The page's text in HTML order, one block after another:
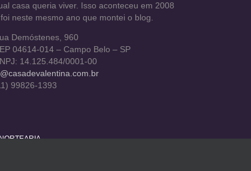
casa queria viver. Isso aconteceu em 2008
neste mesmo ano que montei o blog.
Demóstenes, 960
04614-014 – Campo Belo – SP
14.125.484/0001-00
99826-1393